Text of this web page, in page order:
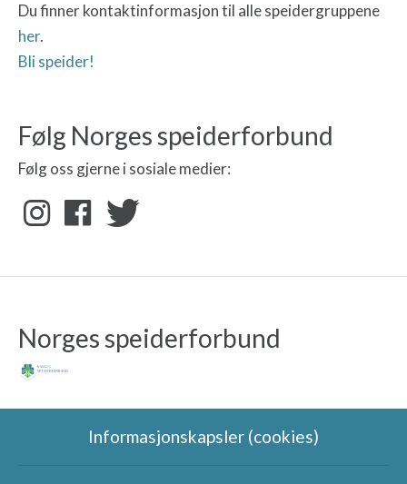
Du finner kontaktinformasjon til alle speidergruppene
her.
Bli speider!
Følg Norges speiderforbund
Følg oss gjerne i sosiale medier:
Norges speiderforbund
Informasjonskapsler (cookies)